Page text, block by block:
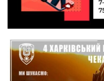
19 лип
Олександру
20:34
17 лип
Кохання попри
в реаліях 2026